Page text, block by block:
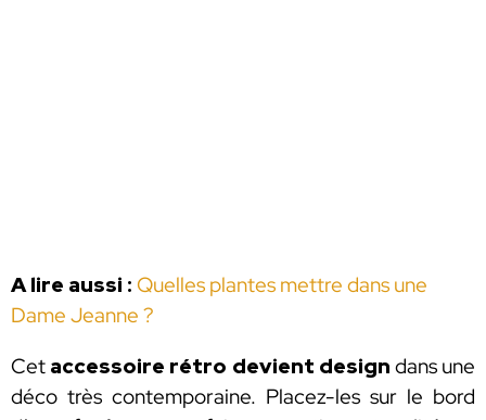
A lire aussi : Quelles plantes mettre dans une
Dame Jeanne ?
Cet accessoire rétro devient design dans une
déco très contemporaine. Placez-les sur le bord